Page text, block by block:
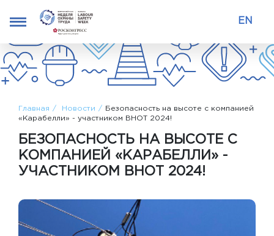
EN
Главная Новости
Безопасность на высоте с компанией
«Карабелли» - участником ВНОТ 2024!
БЕЗОПАСНОСТЬ НА ВЫСОТЕ С
КОМПАНИЕЙ «КАРАБЕЛЛИ» -
УЧАСТНИКОМ ВНОТ 2024!